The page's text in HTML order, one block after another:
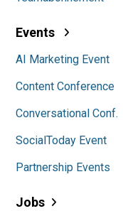
Events
AI Marketing Event
Content Conference
Conversational Conf.
SocialToday Event
Partnership Events
Jobs